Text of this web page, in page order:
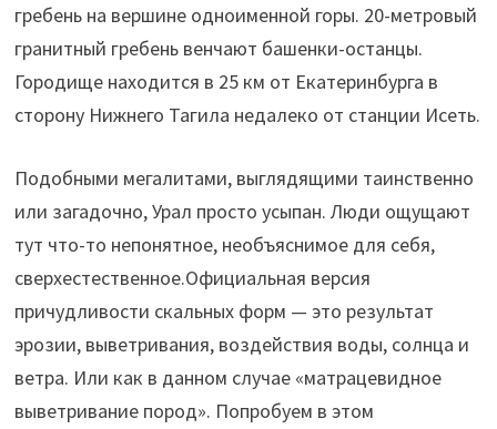
гребень на вершине одноименной горы. 20-метровый
гранитный гребень венчают башенки-останцы.
Городище находится в 25 км от Екатеринбурга в
сторону Нижнего Тагила недалеко от станции Исеть.
Подобными мегалитами, выглядящими таинственно
или загадочно, Урал просто усыпан. Люди ощущают
тут что-то непонятное, необъяснимое для себя,
сверхестественное.Официальная версия
причудливости скальных форм — это результат
эрозии, выветривания, воздействия воды, солнца и
ветра. Или как в данном случае «матрацевидное
выветривание пород». Попробуем в этом